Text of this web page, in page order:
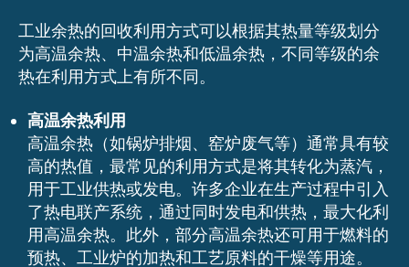
工业余热的回收利用方式可以根据其热量等级划分
为高温余热、中温余热和低温余热，不同等级的余
热在利用方式上有所不同。
高温余热利用
高温余热（如锅炉排烟、窑炉废气等）通常具有较
高的热值，最常见的利用方式是将其转化为蒸汽，
用于工业供热或发电。许多企业在生产过程中引入
了热电联产系统，通过同时发电和供热，最大化利
用高温余热。此外，部分高温余热还可用于燃料的
预热、工业炉的加热和工艺原料的干燥等用途。